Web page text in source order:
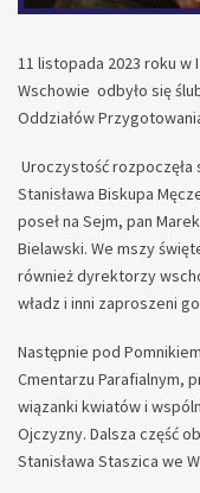
11 listopada 2023 roku w
Wschowie odbyło się
Oddziałów
Uroczystość rozpoczęła
Stanisława Biskupa
poseł na Sejm, pan
Bielawski. We mszy
również dyrektorzy
władz i inni zaproszeni
Następnie pod
Cmentarzu Parafialnym,
wiązanki kwiatów i
Ojczyzny. Dalsza część
Stanisława Staszica we